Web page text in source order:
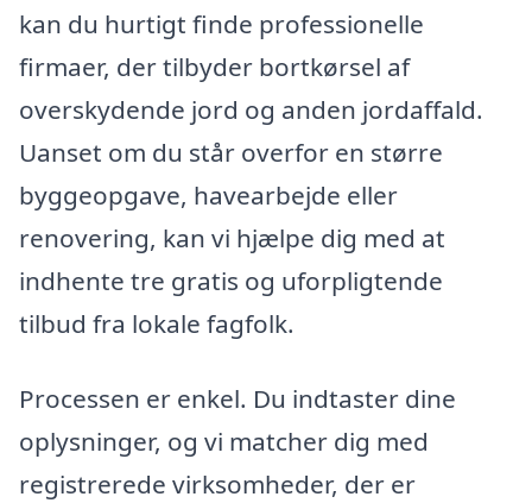
kan du hurtigt finde professionelle
firmaer, der tilbyder bortkørsel af
overskydende jord og anden jordaffald.
Uanset om du står overfor en større
byggeopgave, havearbejde eller
renovering, kan vi hjælpe dig med at
indhente tre gratis og uforpligtende
tilbud fra lokale fagfolk.
Processen er enkel. Du indtaster dine
oplysninger, og vi matcher dig med
registrerede virksomheder, der er